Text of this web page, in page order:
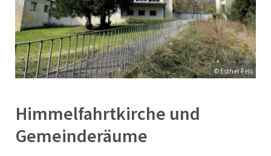
© Esther Fels
Himmelfahrtkirche und
Gemeinderäume